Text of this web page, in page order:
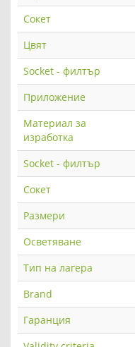
Сокет
Цвят
Socket - филтър
Приложение
Материал за
изработка
Socket - филтър
Сокет
Размери
Осветяване
Тип на лагера
Brand
Гаранция